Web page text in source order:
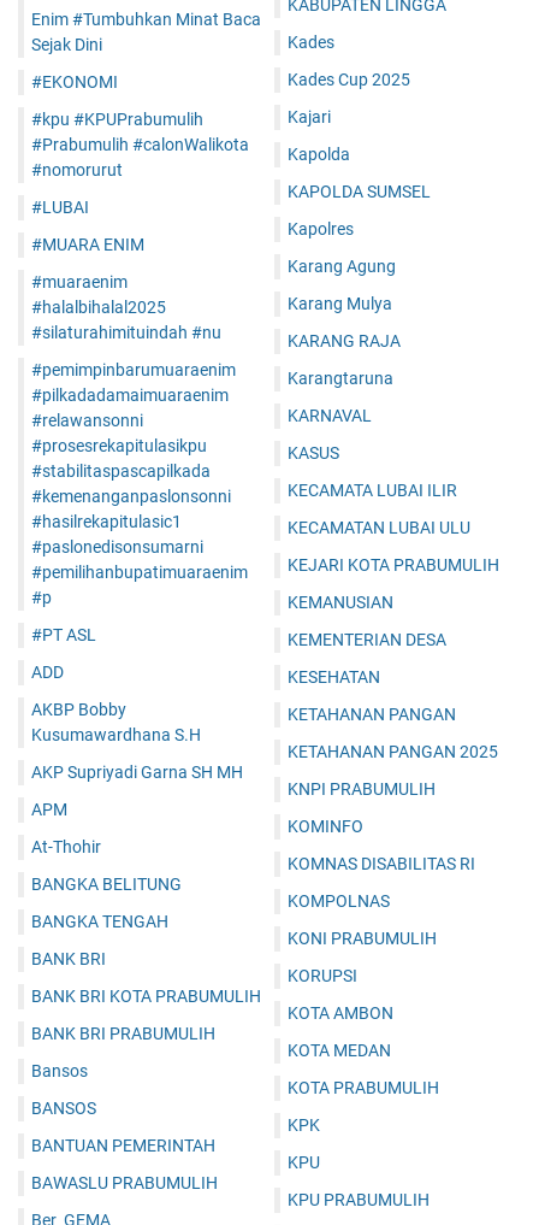
Enim #Tumbuhkan Minat Baca
Sejak Dini
#EKONOMI
#kpu #KPUPrabumulih
#Prabumulih #calonWalikota
#nomorurut
#LUBAI
#MUARA ENIM
#muaraenim
#halalbihalal2025
#silaturahimituindah #nu
#pemimpinbarumuaraenim
#pilkadadamaimuaraenim
#relawansonni
#prosesrekapitulasikpu
#stabilitaspascapilkada
#kemenanganpaslonsonni
#hasilrekapitulasic1
#paslonedisonsumarni
#pemilihanbupatimuaraenim
#p
#PT ASL
ADD
AKBP Bobby
Kusumawardhana S.H
AKP Supriyadi Garna SH MH
APM
At-Thohir
BANGKA BELITUNG
BANGKA TENGAH
BANK BRI
BANK BRI KOTA PRABUMULIH
BANK BRI PRABUMULIH
Bansos
BANSOS
BANTUAN PEMERINTAH
BAWASLU PRABUMULIH
Ber_GEMA
KABUPATEN LINGGA
Kades
Kades Cup 2025
Kajari
Kapolda
KAPOLDA SUMSEL
Kapolres
Karang Agung
Karang Mulya
KARANG RAJA
Karangtaruna
KARNAVAL
KASUS
KECAMATA LUBAI ILIR
KECAMATAN LUBAI ULU
KEJARI KOTA PRABUMULIH
KEMANUSIAN
KEMENTERIAN DESA
KESEHATAN
KETAHANAN PANGAN
KETAHANAN PANGAN 2025
KNPI PRABUMULIH
KOMINFO
KOMNAS DISABILITAS RI
KOMPOLNAS
KONI PRABUMULIH
KORUPSI
KOTA AMBON
KOTA MEDAN
KOTA PRABUMULIH
KPK
KPU
KPU PRABUMULIH